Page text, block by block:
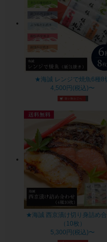
★海誠 レンジで焼魚6種8
4,500円(税込)〜
★海誠 西京漬け切り身詰め合
（10枚）
5,300円(税込)〜